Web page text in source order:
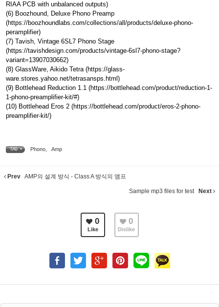
RIAA PCB with unbalanced outputs)
(6) Boozhound, Deluxe Phono Preamp
(https://boozhoundlabs.com/collections/all/products/deluxe-phono-
peramplifier)
(7) Tavish, Vintage 6SL7 Phono Stage
(https://tavishdesign.com/products/vintage-6sl7-phono-stage?
variant=13907030662)
(8) GlassWare, Aikido Tetra (https://glass-
ware.stores.yahoo.net/tetrasansps.html)
(9) Bottlehead Reduction 1.1 (https://bottlehead.com/product/reduction-1-
1-phono-preamplifier-kit/#)
(10) Bottlehead Eros 2 (https://bottlehead.com/product/eros-2-phono-
preamplifier-kit/)
TAG • Phono Amp
Prev AMP의 설계 방식 - Class A 방식의 앰프
Sample mp3 files for test Next
0
Like
0
Dislike